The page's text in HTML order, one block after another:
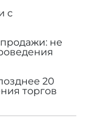
с
не
20
торгов